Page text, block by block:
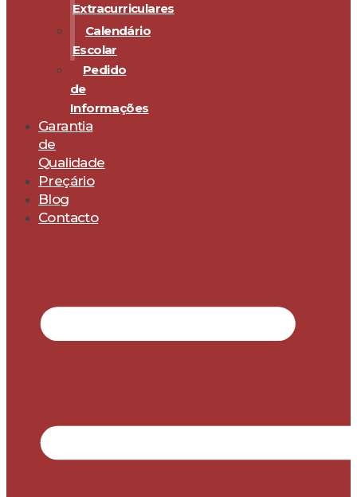
Extracurriculares
Calendário
Escolar
Pedido
de
Informações
Garantia
de
Qualidade
Preçário
Blog
Contacto